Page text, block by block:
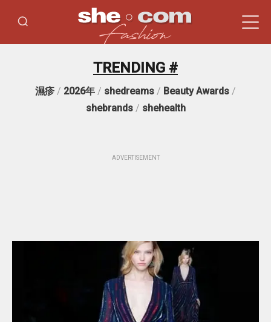
TRENDING #
濕疹 / 2026年 / shedreams / Beauty Awards /
shebrands/ shehealth
ADVERTISEMENT